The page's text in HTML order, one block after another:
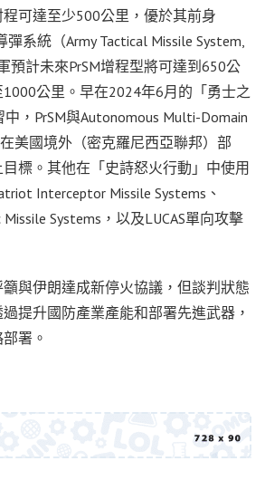
可達至少500公里，優於其前身
系統（Army Tactical Missile System,
預計未來PrSM增程型將可達到650公
公里。早在2024年6月的「勇士之
，PrSM與Autonomous Multi-Domain
在美國境外（密克羅尼西亞聯邦）部
標。其他在「史詩怒火行動」中使用
Interceptor Missile Systems、
Systems，以及LUCAS單向攻擊
與伊朗達成新停火協議，但談判狀態
提升國防產業產能和部署先進武器，
署。